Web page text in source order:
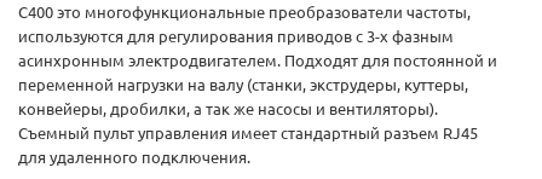
С400 это многофункциональные преобразователи частоты,
используются для регулирования приводов с 3-х фазным
асинхронным электродвигателем. Подходят для постоянной и
переменной нагрузки на валу (станки, экструдеры, куттеры,
конвейеры, дробилки, а так же насосы и вентиляторы).
Съемный пульт управления имеет стандартный разъем RJ45
для удаленного подключения.